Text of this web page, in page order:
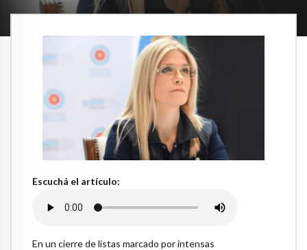
Escuchá el artículo:
En un cierre de listas marcado por intensas